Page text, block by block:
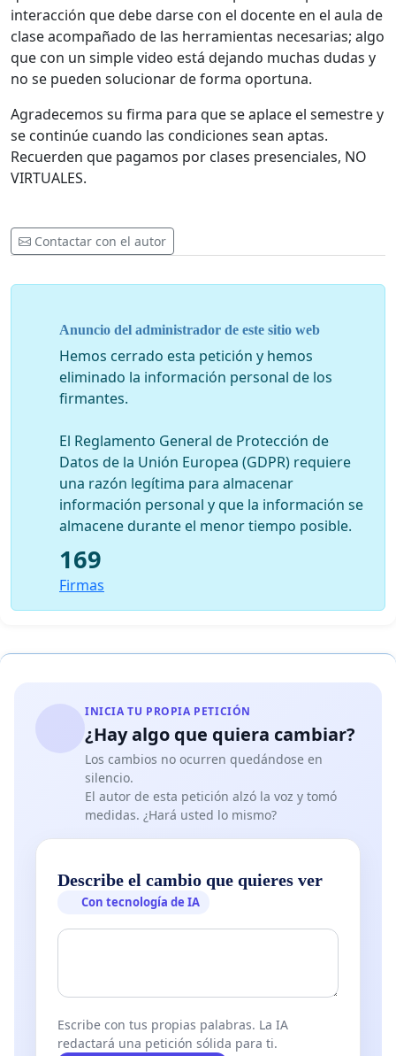
interacción que debe darse con el docente en el aula de
clase acompañado de las herramientas necesarias; algo
que con un simple video está dejando muchas dudas y
no se pueden solucionar de forma oportuna.
Agradecemos su firma para que se aplace el semestre y
se continúe cuando las condiciones sean aptas.
Recuerden que pagamos por clases presenciales, NO
VIRTUALES.
Contactar con el autor
Anuncio del administrador de este sitio web
Hemos cerrado esta petición y hemos
eliminado la información personal de los
firmantes.
El Reglamento General de Protección de
Datos de la Unión Europea (GDPR) requiere
una razón legítima para almacenar
información personal y que la información se
almacene durante el menor tiempo posible.
169
Firmas
INICIA TU PROPIA PETICIÓN
¿Hay algo que quiera cambiar?
Los cambios no ocurren quedándose en
silencio.
El autor de esta petición alzó la voz y tomó
medidas. ¿Hará usted lo mismo?
Describe el cambio que quieres ver
Con tecnología de IA
Escribe con tus propias palabras. La IA
redactará una petición sólida para ti.